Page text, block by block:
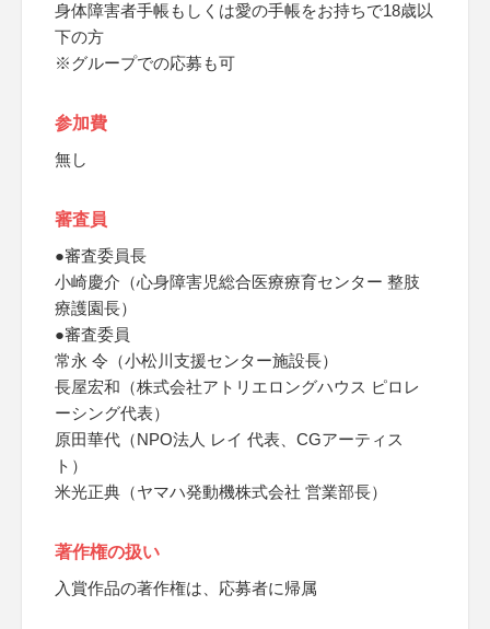
身体障害者手帳もしくは愛の手帳をお持ちで18歳以
下の方
※グループでの応募も可
参加費
無し
審査員
●審査委員長
小崎慶介（心身障害児総合医療療育センター 整肢
療護園長）
●審査委員
常永 令（小松川支援センター施設長）
長屋宏和（株式会社アトリエロングハウス ピロレ
ーシング代表）
原田華代（NPO法人 レイ 代表、CGアーティス
ト）
米光正典（ヤマハ発動機株式会社 営業部長）
著作権の扱い
入賞作品の著作権は、応募者に帰属